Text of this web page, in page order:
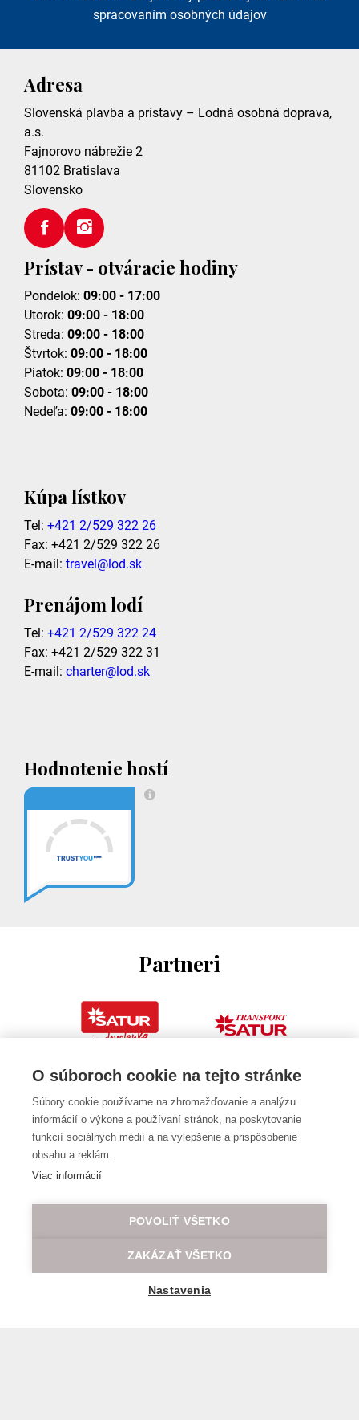
spracovaním osobných údajov
Adresa
Slovenská plavba a prístavy – Lodná osobná doprava,
a.s.
Fajnorovo nábrežie 2
81102 Bratislava
Slovensko
Prístav - otváracie hodiny
Pondelok: 09:00 - 17:00
Utorok: 09:00 - 18:00
Streda: 09:00 - 18:00
Štvrtok: 09:00 - 18:00
Piatok: 09:00 - 18:00
Sobota: 09:00 - 18:00
Nedeľa: 09:00 - 18:00
Kúpa lístkov
Tel: +421 2/529 322 26
Fax: +421 2/529 322 26
E-mail: travel@lod.sk
Prenájom lodí
Tel: +421 2/529 322 24
Fax: +421 2/529 322 31
E-mail: charter@lod.sk
Hodnotenie hostí
Partneri
O súboroch cookie na tejto stránke
Súbory cookie používame na zhromažďovanie a analýzu
informácií o výkone a používaní stránok, na poskytovanie
funkcií sociálnych médií a na vylepšenie a prispôsobenie
obsahu a reklám.
Viac informácií
POVOLIŤ VŠETKO
ZAKÁZAŤ VŠETKO
Nastavenia